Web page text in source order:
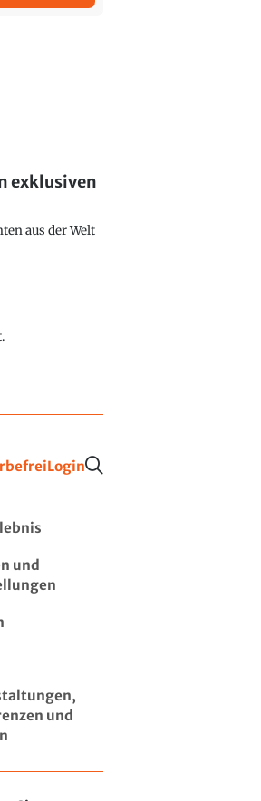
exklusiven
aus der Welt
Login
und
und